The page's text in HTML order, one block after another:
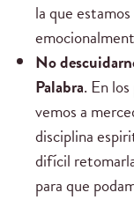
la que
No
Palabra. En
vemos a
disciplina
difícil
para que